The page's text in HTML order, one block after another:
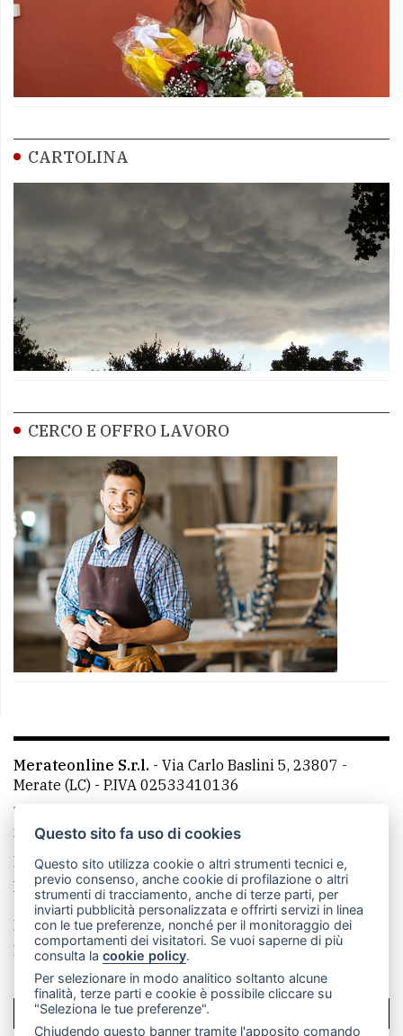
CARTOLINA
CERCO E OFFRO LAVORO
Merateonline S.r.l. - Via Carlo Baslini 5, 23807 -
Merate (LC) - P.IVA 02533410136
Telefono:
mail: redazione@merateonline.it
La redazione
CasateOnline LeccoOnline
RSS
Made by VIP
Privacy policy
Cookie policy
Rivedi le tue scelte sui cookie
SCRIVICI
Questo sito fa uso di cookies
Questo sito utilizza cookie o altri strumenti tecnici e,
previo consenso, anche cookie di profilazione o altri
strumenti di tracciamento, anche di terze parti, per
inviarti pubblicità personalizzata e offrirti servizi in linea
con le tue preferenze, nonché per il monitoraggio dei
comportamenti dei visitatori. Se vuoi saperne di più
consulta lacookie policy.
Per selezionare in modo analitico soltanto alcune
finalità, terze parti e cookie è possibile cliccare su
"Seleziona le tue preferenze".
Chiudendo questo banner tramite l'apposito comando